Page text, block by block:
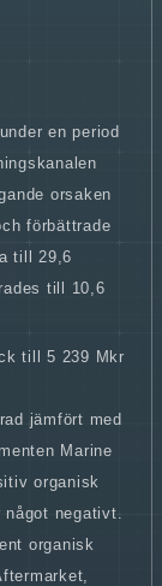
en period
orsaken
förbättrade
till 29,6
till 10,6
till 5 239 Mkr
jämfört med
Marine
organisk
negativt.
organisk